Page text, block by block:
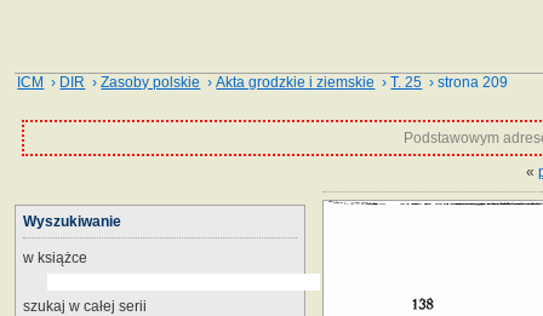
ICM › DIR ›Zasoby polskie ›Akta grodzkie i ziemskie ›T. 25 › strona 209
Podstawowym
«
Wyszukiwanie
w książce
szukaj w całej serii